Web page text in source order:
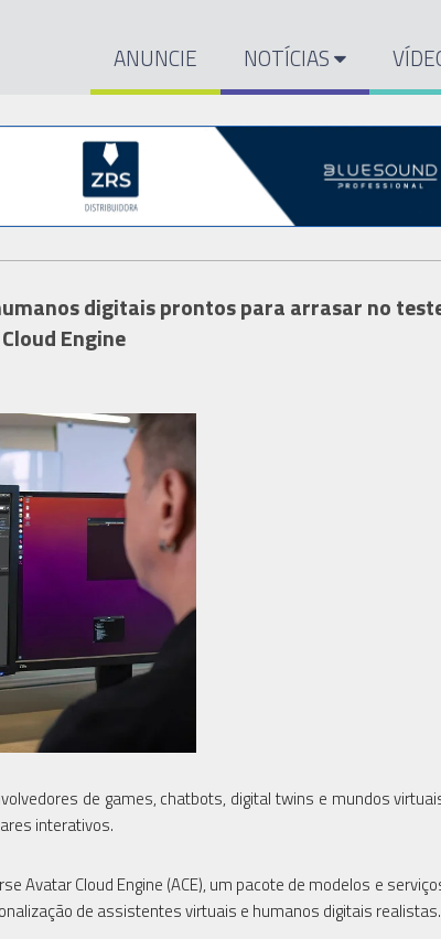
ANUNCIE NOTÍCIAS
digitais prontos para arrasar no
Engine
de games, chatbots, digital twins e mundos
interativos.
Avatar Cloud Engine (ACE), um pacote de modelos e
de assistentes virtuais e humanos digitais realistas.